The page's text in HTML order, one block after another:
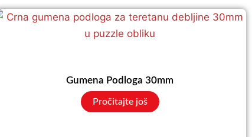
Gumena Podloga 30mm
Pročitajte još